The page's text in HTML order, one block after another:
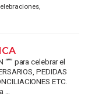
“”” para celebrar el
PEDIDAS
ETC.